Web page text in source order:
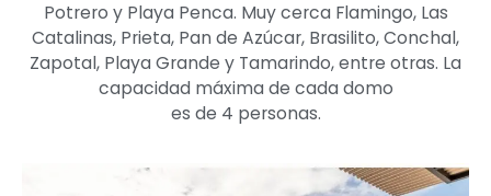
Potrero y Playa Penca. Muy cerca Flamingo, Las
Catalinas, Prieta, Pan de Azúcar, Brasilito, Conchal,
Zapotal, Playa Grande y Tamarindo, entre otras. La
capacidad máxima de cada domo
es de 4 personas.